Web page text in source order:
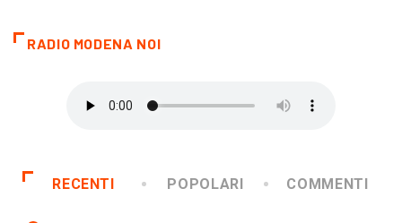
RADIO MODENA NOI
RECENTI POPOLARI COMMENTI